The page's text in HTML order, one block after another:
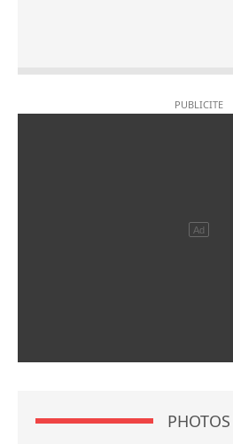
PHOTOS